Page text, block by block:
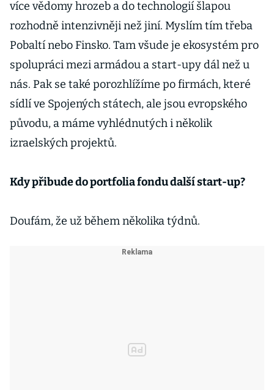
více vědomy hrozeb a do technologií šlapou
rozhodně intenzivněji než jiní. Myslím tím třeba
Pobaltí nebo Finsko. Tam všude je ekosystém pro
spolupráci mezi armádou a start-upy dál než u
nás. Pak se také porozhlížíme po firmách, které
sídlí ve Spojených státech, ale jsou evropského
původu, a máme vyhlédnutých i několik
izraelských projektů.
Kdy přibude do portfolia fondu další start-up?
Doufám, že už během několika týdnů.